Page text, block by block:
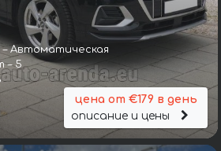
Автоматическая
– 5
цена от €179 в день
описание и цены